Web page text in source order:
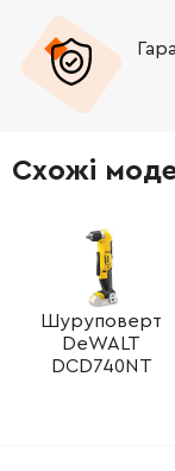
Схожі
Шуруповерт
DeWALT
DCD740NT